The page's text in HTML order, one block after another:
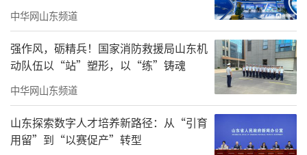
粹的玫红与亮绿，没有一丝波纹，而繁琐密集
的船桅绳索却用各种线条勾勒拉扯。站在那幅
《椒江前所码头》前，忽然想到自己的生活——
那些理不清的纠结琐事，和内心偶尔渴望的片
刻宁静，是可以这样并置的。
中华网山东频道
强作风，砺精兵！国家消防救援局山东机
动队伍以“站”塑形，以“练”铸魂
中华网山东频道
山东探索数字人才培养新路径：从“引育
用留”到“以赛促产”转型